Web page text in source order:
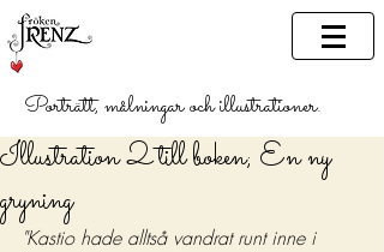
Porträtt, målningar och illustrationer.
Illustration 2 till boken; En ny
gryning
"Kastio hade alltså vandrat runt inne i